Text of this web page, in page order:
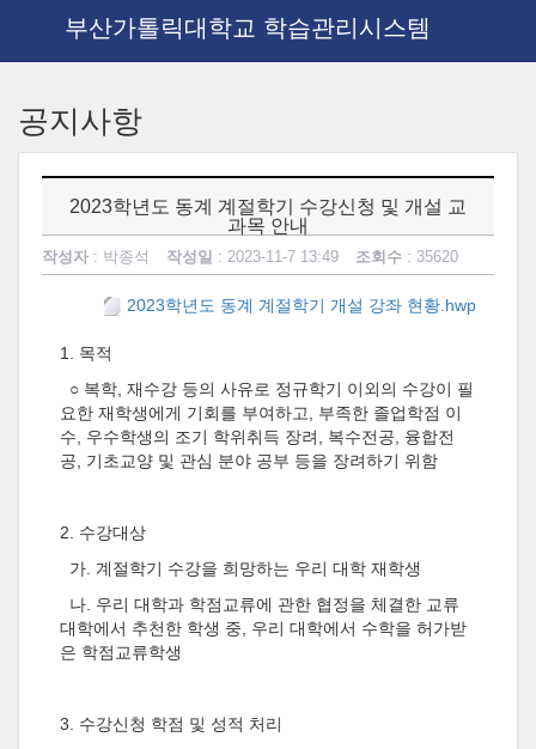
부산가톨릭대학교 학습관리시스템
공지사항
2023학년도 동계 계절학기 수강신청 및 개설 교
과목 안내
작성자 : 박종석 작성일 : 2023-11-7 13:49 조회수 : 35620
2023학년도 동계 계절학기 개설 강좌 현황.hwp
1. 목적
○ 복학 재수강 등의 사유로 정규학기 이외의 수강이 필
요한 재학생에게 기회를 부여하고
부족한 졸업학점 이
수
우수학생의 조기 학위취득 장려 복수전공
융합전
공
기초교양 및 관심 분야 공부 등을 장려하기 위함
2. 수강대상
가 계절학기 수강을 희망하는 우리 대학 재학생
나 우리 대학과 학점교류에 관한 협정을 체결한 교류
대학에서 추천한 학생 중
우리 대학에서 수학을 허가받
은 학점교류학생
3. 수강신청 학점 및 성적 처리